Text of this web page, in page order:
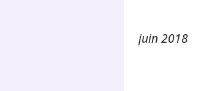
juin 2018